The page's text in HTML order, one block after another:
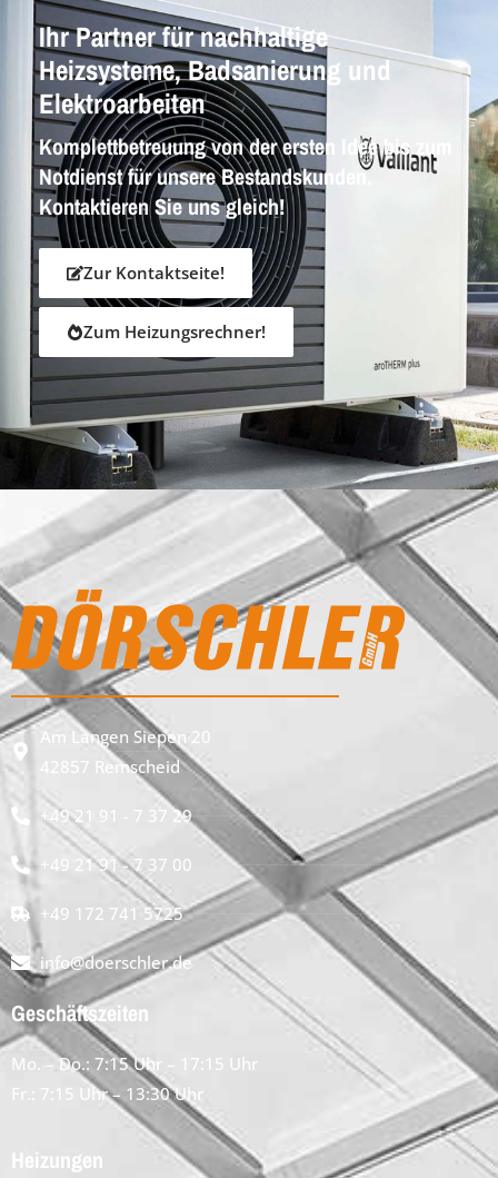
Ihr Partner für nachhaltige
Heizsysteme, Badsanierung und
Elektroarbeiten
Komplettbetreuung von der ersten Idee bis zum
Notdienst für unsere Bestandskunden.
Kontaktieren Sie uns gleich!
Zur Kontaktseite!
Zum Heizungsrechner!
Am Langen Siepen 20
42857 Remscheid
+49 21 91 - 7 37 29
+49 21 91 - 7 37 00
+49 172 741 5725
info@doerschler.de
Geschäftszeiten
Mo. – Do.: 7:15 Uhr – 17:15 Uhr
Fr.: 7:15 Uhr – 13:30 Uhr
Heizungen